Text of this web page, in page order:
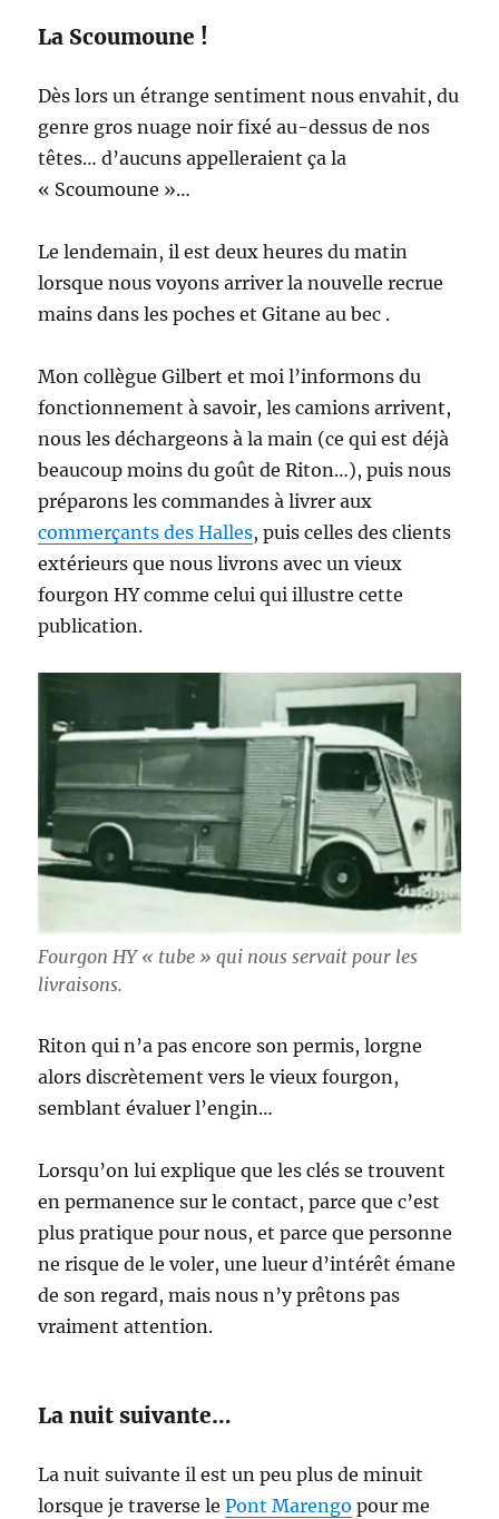
La Scoumoune !
Dès lors un étrange sentiment nous envahit, du
genre gros nuage noir fixé au-dessus de nos
têtes… d’aucuns appelleraient ça la
« Scoumoune »…
Le lendemain, il est deux heures du matin
lorsque nous voyons arriver la nouvelle recrue
mains dans les poches et Gitane au bec .
Mon collègue Gilbert et moi l’informons du
fonctionnement à savoir, les camions arrivent,
nous les déchargeons à la main (ce qui est déjà
beaucoup moins du goût de Riton…), puis nous
préparons les commandes à livrer aux
commerçants des Halles, puis celles des clients
extérieurs que nous livrons avec un vieux
fourgon HY comme celui qui illustre cette
publication.
Fourgon HY « tube » qui nous servait pour les
livraisons.
Riton qui n’a pas encore son permis, lorgne
alors discrètement vers le vieux fourgon,
semblant évaluer l’engin…
Lorsqu’on lui explique que les clés se trouvent
en permanence sur le contact, parce que c’est
plus pratique pour nous, et parce que personne
ne risque de le voler, une lueur d’intérêt émane
de son regard, mais nous n’y prêtons pas
vraiment attention.
La nuit suivante…
La nuit suivante il est un peu plus de minuit
lorsque je traverse lePont Marengo pour me